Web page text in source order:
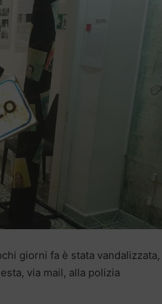
giorni fa è stata vandalizzata,
via mail, alla polizia